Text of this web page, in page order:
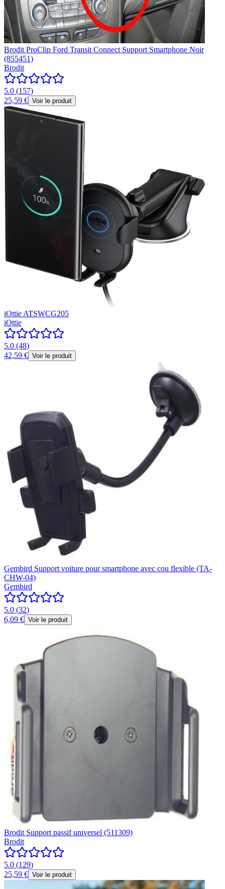
Brodit ProClip Ford Transit Connect Support Smartphone Noir
(855451)
Brodit
5.0 (157)
25,59 € Voir le produit
iOttie ATSWCG205
iOttie
5.0 (48)
42,59 € Voir le produit
Gembird Support voiture pour smartphone avec cou flexible (TA-
CHW-04)
Gembird
5.0 (32)
6,09 € Voir le produit
Brodit Support passif universel (511309)
Brodit
5.0 (129)
25,59 € Voir le produit